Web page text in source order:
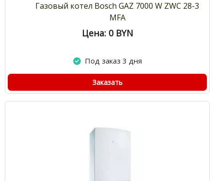
Газовый котел Bosch GAZ 7000 W ZWC 28-3
MFA
Цена: 0 BYN
Под заказ 3 дня
Заказать